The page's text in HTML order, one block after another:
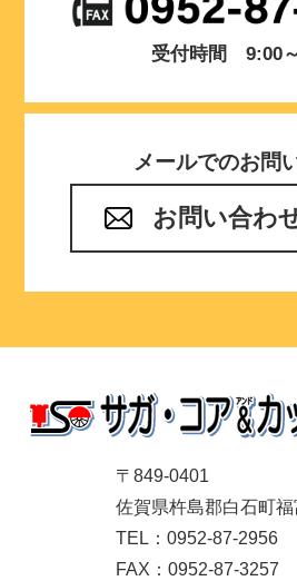
受付時間 9:00
メールでのお問
お問い合わ
〒849-0401
佐賀県杵島郡白石町
TEL：0952-87-2956
FAX：0952-87-3257